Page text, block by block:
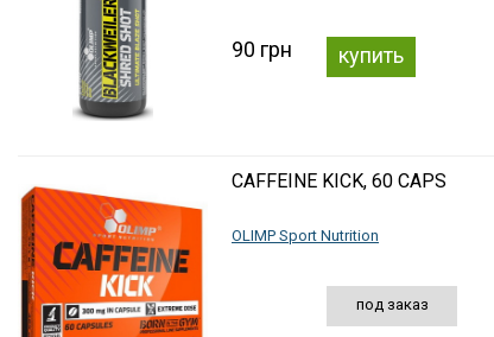
90 грн купить
CAFFEINE KICK, 60 CAPS
OLIMP Sport Nutrition
под заказ